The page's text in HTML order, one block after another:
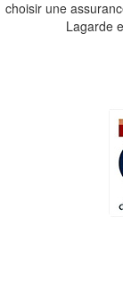
choisir une
Lagarde